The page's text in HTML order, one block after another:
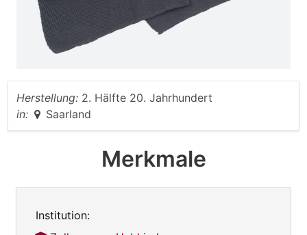
Herstellung: 2. Hälfte 20. Jahrhundert
in:
Saarland
Merkmale
Institution: